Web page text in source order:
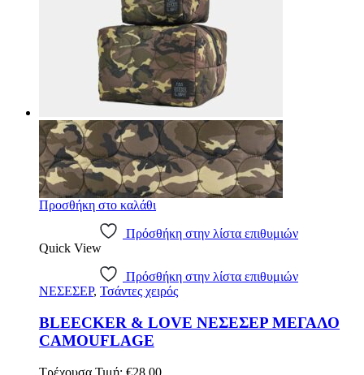
Προσθήκη στο καλάθι
Πρόσθήκη στην λίστα επιθυμιών
Quick View
Πρόσθήκη στην λίστα επιθυμιών
ΝΕΣΕΣΕΡ, Τσάντες χειρός
BLEECKER & LOVE ΝΕΣΕΣΕΡ ΜΕΓΑΛΟ
CAMOUFLAGE
Τρέχουσα Τιμή: Original
€28.00Η